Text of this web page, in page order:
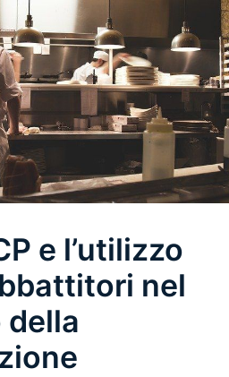
e l’utilizzo
nel
della